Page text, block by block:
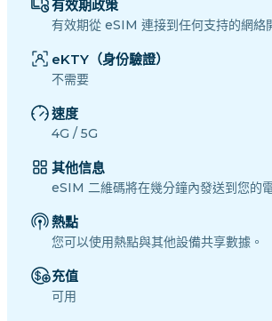
有效期政策
有效期從 eSIM 連接到任何支持的網絡
eKTY（身份驗證）
不需要
速度
4G / 5G
其他信息
eSIM 二維碼將在幾分鐘內發送到您的
熱點
您可以使用熱點與其他設備共享數據。
充值
可用